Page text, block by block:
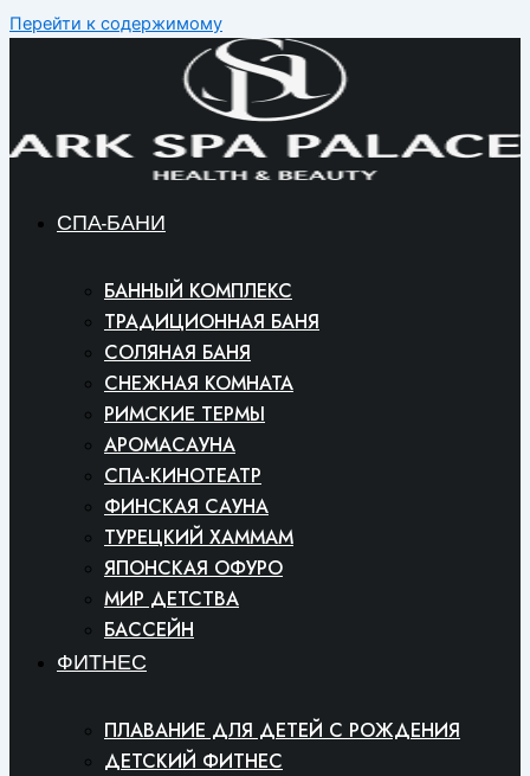
Перейти к содержимому
СПА-БАНИ
БАННЫЙ КОМПЛЕКС
ТРАДИЦИОННАЯ БАНЯ
СОЛЯНАЯ БАНЯ
СНЕЖНАЯ КОМНАТА
РИМСКИЕ ТЕРМЫ
АРОМАСАУНА
СПА-КИНОТЕАТР
ФИНСКАЯ САУНА
ТУРЕЦКИЙ ХАММАМ
ЯПОНСКАЯ ОФУРО
МИР ДЕТСТВА
БАССЕЙН
ФИТНЕС
ПЛАВАНИЕ ДЛЯ ДЕТЕЙ С РОЖДЕНИЯ
ДЕТСКИЙ ФИТНЕС